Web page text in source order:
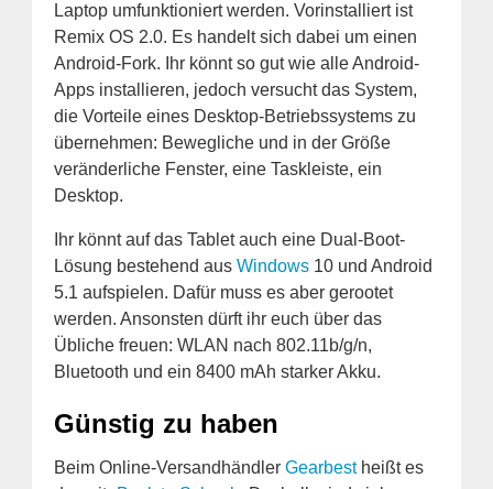
Laptop umfunktioniert werden. Vorinstalliert ist
Remix OS 2.0. Es handelt sich dabei um einen
Android-Fork. Ihr könnt so gut wie alle Android-
Apps installieren, jedoch versucht das System,
die Vorteile eines Desktop-Betriebssystems zu
übernehmen: Bewegliche und in der Größe
veränderliche Fenster, eine Taskleiste, ein
Desktop.
Ihr könnt auf das Tablet auch eine Dual-Boot-
Lösung bestehend aus Windows 10 und Android
5.1 aufspielen. Dafür muss es aber gerootet
werden. Ansonsten dürft ihr euch über das
Übliche freuen: WLAN nach 802.11b/g/n,
Bluetooth und ein 8400 mAh starker Akku.
Günstig zu haben
Beim Online-Versandhändler Gearbestheißt es